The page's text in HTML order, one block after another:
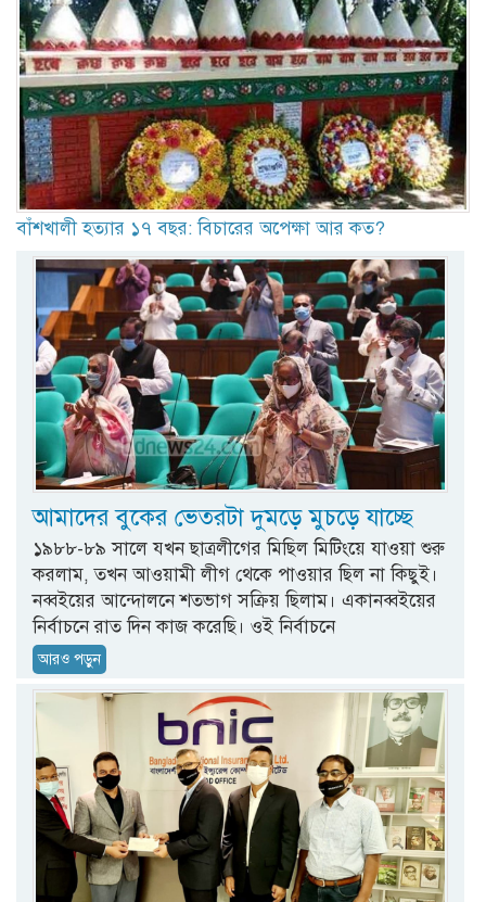
বাঁশখালী হত্যার ১৭ বছর: বিচারের অপেক্ষা আর কত?
আমাদের বুকের ভেতরটা দুমড়ে মুচড়ে যাচ্ছে
১৯৮৮-৮৯ সালে যখন ছাত্রলীগের মিছিল মিটিংয়ে যাওয়া শুরু
করলাম, তখন আওয়ামী লীগ থেকে পাওয়ার ছিল না কিছুই।
নব্বইয়ের আন্দোলনে শতভাগ সক্রিয় ছিলাম। একানব্বইয়ের
নির্বাচনে রাত দিন কাজ করেছি। ওই নির্বাচনে
আরও পড়ুন